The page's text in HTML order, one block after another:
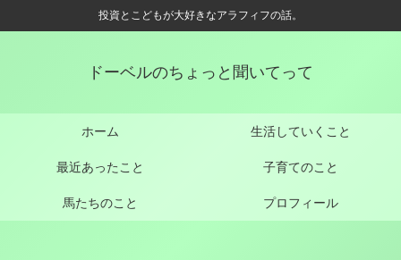
投資とこどもが大好きなアラフィフの話。
ドーベルのちょっと聞いてって
ホーム 生活していくこと
最近あったこと 子育てのこと
馬たちのこと プロフィール